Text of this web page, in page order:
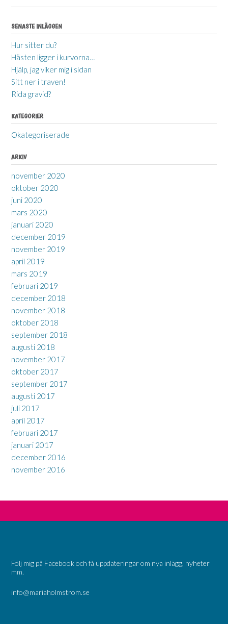
SENASTE INLÄGGEN
Hur sitter du?
Hästen ligger i kurvorna…
Hjälp, jag viker mig i sidan
Sitt ner i traven!
Rida gravid?
KATEGORIER
Okategoriserade
ARKIV
november 2020
oktober 2020
juni 2020
mars 2020
januari 2020
december 2019
november 2019
april 2019
mars 2019
februari 2019
december 2018
november 2018
oktober 2018
september 2018
augusti 2018
november 2017
oktober 2017
september 2017
augusti 2017
juli 2017
april 2017
februari 2017
januari 2017
december 2016
november 2016
Följ mig på Facebook och få uppdateringar om nya inlägg, nyheter
mm.
info@mariaholmstrom.se